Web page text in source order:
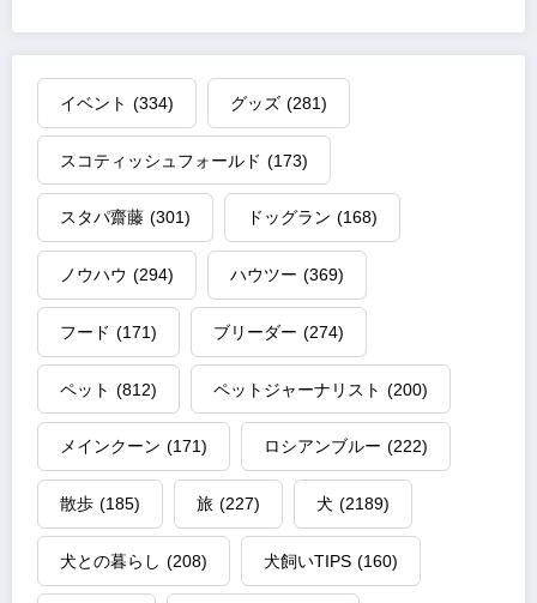
イベント (334) グッズ (281)
スコティッシュフォールド (173)
スタパ齋藤 (301) ドッグラン (168)
ノウハウ (294) ハウツー (369)
フード (171) ブリーダー (274)
ペット (812) ペットジャーナリスト (200)
メインクーン (171) ロシアンブルー (222)
散歩 (185) 旅 (227) 犬 (2189)
犬との暮らし (208) 犬飼いTIPS (160)